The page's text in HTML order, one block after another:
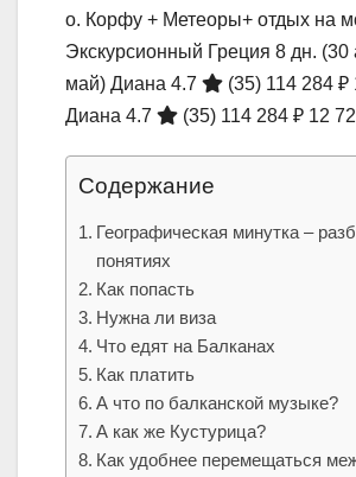
о. Корфу + Метеоры+ отдых на
Экскурсионный Греция 8 дн. (30
май) Диана 4.7 (35) 114 284 ₽
Диана 4.7
(35) 114 284 ₽ 12
Содержание
Географическая минутка –
понятиях
Как попасть
Нужна ли виза
Что едят на Балканах
Как платить
А что по балканской музыке?
А как же Кустурица?
Как удобнее перемещаться